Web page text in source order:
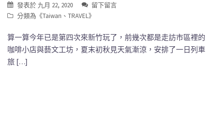
發表於 九月 22, 2020
留下留言
分類為《Taiwan 、 TRAVEL》
算一算今年已是第四次來新竹玩了，前幾次都是走訪市區裡的
咖啡小店與藝文工坊，夏末初秋見天氣漸涼，安排了一日列車
旅 […]